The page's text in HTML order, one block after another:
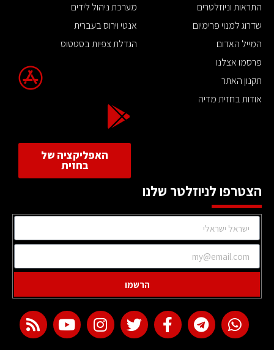
התראות וניוזלטרים
שדרוג למנוי פרימיום
המייל האדום
פרסמו אצלנו
תקנון האתר
אודות בחזית מדיה
מערכת ניהול לידים
אנטי וירוס בעברית
הגדלת צפיות בסטטוס
האפליקציה של
בחזית
הצטרפו לניוזלטר שלנו
הרשמו